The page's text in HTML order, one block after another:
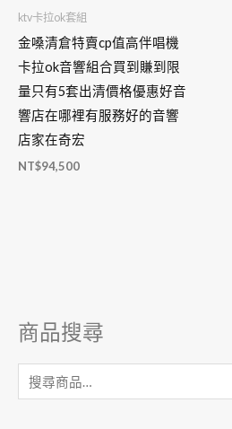
ktv卡拉ok套組
金嗓清倉特賣cp值高伴唱機
卡拉ok音響組合買到賺到限
量只有5套出清價格優惠好音
響店在哪裡有服務好的音響
店家在奇宏
NT$94,500
商品搜尋
搜
關